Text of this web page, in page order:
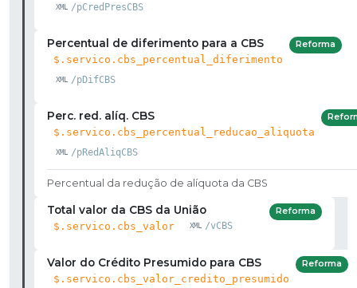
/pCredPresCBS
Percentual de diferimento para a CBS
$.servico.cbs_percentual_diferimento
/pDifCBS
Reforma
Perc. red. alíq. CBS
$.servico.cbs_percentual_reducao_aliquota
/pRedAliqCBS
Percentual da redução de alíquota da CBS
Total valor da CBS da União
$.servico.cbs_valor /vCBS
Reforma
Valor do Crédito Presumido para CBS
$.servico.cbs_valor_credito_presumido
Reforma